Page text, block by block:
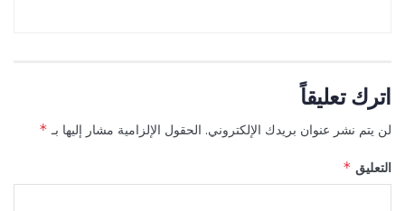
اترك تعليقاً
لن يتم نشر عنوان بريدك الإلكتروني. الحقول الإلزامية مشار إليها بـ *
التعليق *